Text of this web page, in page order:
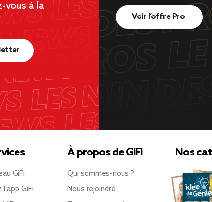
vous à la
Voir l’offre Pro
GiFi
GiFi
À propos de GiFi
Qui sommes-nous ?
Nous rejoindre
Nos